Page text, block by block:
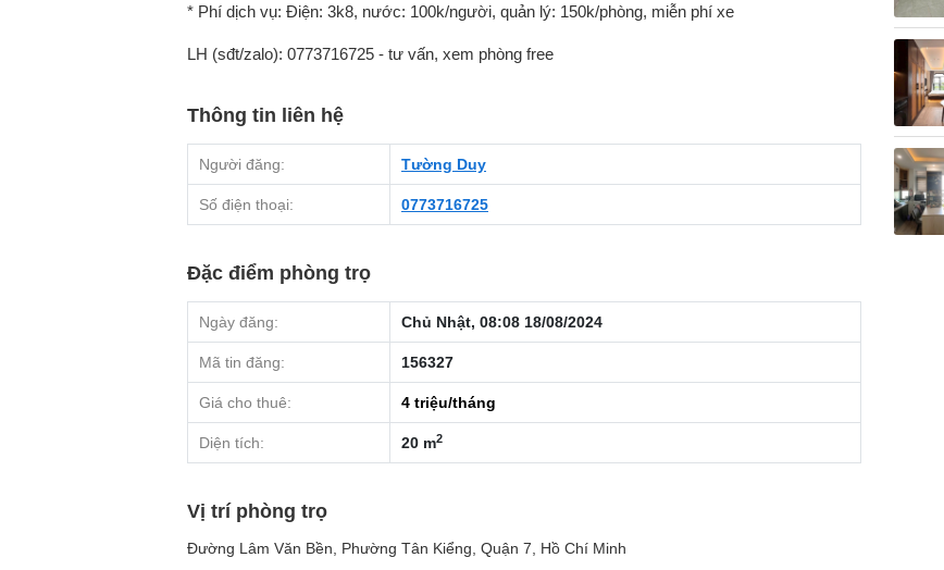
* Phí dịch vụ: Điện: 3k8, nước: 100k/người, quản lý: 150k/phòng, miễn phí xe
LH (sđt/zalo): 0773716725 - tư vấn, xem phòng free
Thông tin liên hệ
Người đăng: Tường Duy
Số điện thoại: 0773716725
Đặc điểm phòng trọ
Ngày đăng: Chủ Nhật, 08:08 18/08/2024
Mã tin đăng: 156327
Giá cho thuê: 4 triệu/tháng
Diện tích: 20 m2
Vị trí phòng trọ
Đường Lâm Văn Bền, Phường Tân Kiểng, Quận 7, Hồ Chí Minh